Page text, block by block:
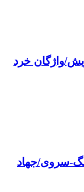
واژگان خرد
سروی/جهاد